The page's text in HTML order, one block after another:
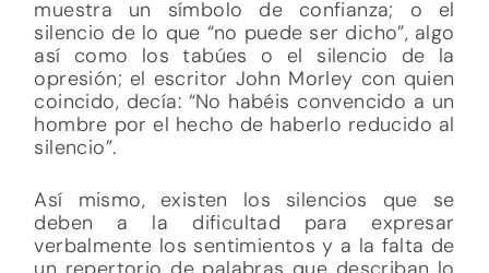
muestra un símbolo de confianza; o el
silencio de lo que “no puede ser dicho”, algo
así como los tabúes o el silencio de la
opresión; el escritor John Morley con quien
coincido, decía: “No habéis convencido a un
hombre por el hecho de haberlo reducido al
silencio”.
Así mismo, existen los silencios que se
deben a la dificultad para expresar
verbalmente los sentimientos y a la falta de